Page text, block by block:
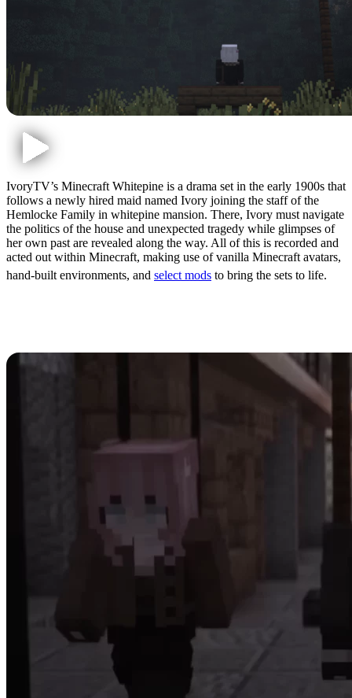
IvoryTV’s Minecraft Whitepine is a drama set in the early 1900s that
follows a newly hired maid named Ivory joining the staff of the
Hemlocke Family in whitepine mansion. There, Ivory must navigate
the politics of the house and unexpected tragedy while glimpses of
her own past are revealed along the way. All of this is recorded and
acted out within Minecraft, making use of vanilla Minecraft avatars,
hand-built environments, and select mods to bring the sets to life.